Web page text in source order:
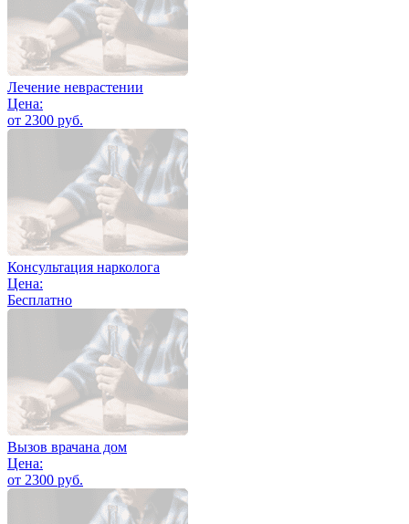
Лечение неврастении
Цена:
от 2300 руб.
Консультация нарколога
Цена:
Бесплатно
Вызов врачана дом
Цена:
от 2300 руб.